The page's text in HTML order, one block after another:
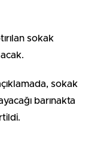
sokak
sokak
barınakta